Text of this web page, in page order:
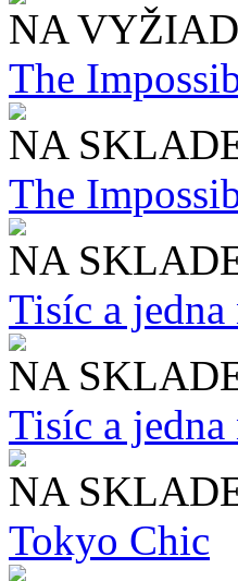
NA
The
NA
The
NA
Tisíc a
NA
Tisíc a
NA
Tokyo Chic